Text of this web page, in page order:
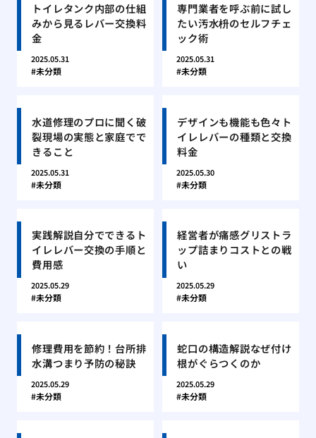
トイレタンク内部の仕組
みから見るレバー交換料
金
2025.05.31
未分類
専門業者を呼ぶ前に試し
たい汚水枡のセルフチェ
ック術
2025.05.31
未分類
水道修理のプロに聞く破
裂現場の実態と家庭でで
きること
2025.05.31
未分類
デザインも機能も色々ト
イレレバーの種類と交換
料金
2025.05.30
未分類
実践解説自分でできるト
イレレバー交換の手順と
費用感
2025.05.29
未分類
経営者が痛感グリストラ
ップ詰まりコストとの戦
い
2025.05.29
未分類
修理費用を節約！台所排
水溝つまり予防の秘訣
2025.05.29
未分類
蛇口の構造解説なぜ付け
根がぐらつくのか
2025.05.29
未分類